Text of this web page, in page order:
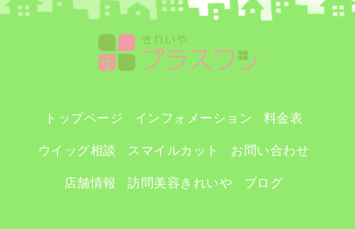
トップページ インフォメーション 料金表
ウイッグ相談 スマイルカット お問い合わせ
店舗情報 訪問美容きれいや ブログ